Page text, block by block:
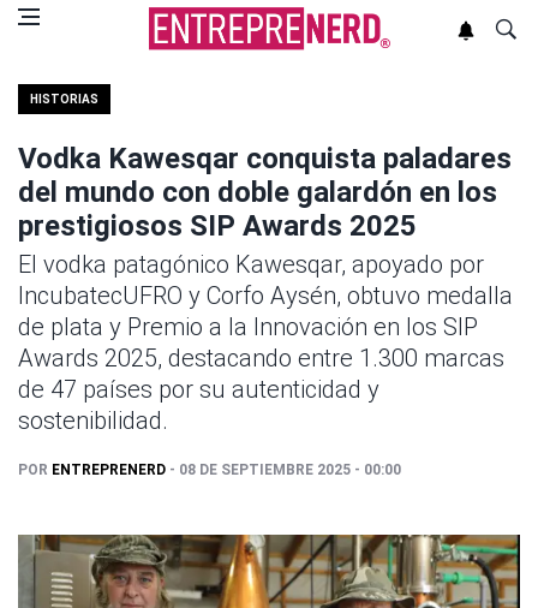
HISTORIAS
Vodka Kawesqar conquista paladares
del mundo con doble galardón en los
prestigiosos SIP Awards 2025
El vodka patagónico Kawesqar, apoyado por
IncubatecUFRO y Corfo Aysén, obtuvo medalla
de plata y Premio a la Innovación en los SIP
Awards 2025, destacando entre 1.300 marcas
de 47 países por su autenticidad y
sostenibilidad.
POR ENTREPRENERD - 08 DE SEPTIEMBRE 2025 - 00:00